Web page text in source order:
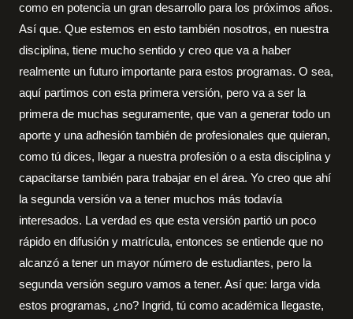
como en potencia un gran desarrollo para los próximos años.
Así que. Que estemos en esto también nosotros, en nuestra
disciplina, tiene mucho sentido y creo que va a haber
realmente un futuro importante para estos programas. O sea,
aquí partimos con esta primera versión, pero va a ser la
primera de muchas seguramente, que van a generar todo un
aporte y una adhesión también de profesionales que quieran,
como tú dices, llegar a nuestra profesión o a esta disciplina y
capacitarse también para trabajar en el área. Yo creo que ahí
la segunda versión va a tener muchos más todavía
interesados. La verdad es que esta versión partió un poco
rápido en difusión y matrícula, entonces se entiende que no
alcanzó a tener un mayor número de estudiantes, pero la
segunda versión seguro vamos a tener. Así que: larga vida
estos programas, ¿no? Ingrid, tú como académica llegaste,